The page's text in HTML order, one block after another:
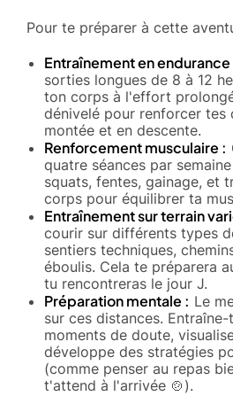
Pour te préparer à cette
Entraînement en endurance
sorties longues de 8 à 12
ton corps à l'effort
dénivelé pour renforcer tes
montée et en descente.
Renforcement musculaire :
quatre séances par
squats, fentes, gainage, et
corps pour équilibrer ta
Entraînement sur terrain
courir sur différents types
sentiers techniques,
éboulis. Cela te préparera
tu rencontreras le jour J.
Préparation mentale : Le
sur ces distances.
moments de doute,
développe des stratégies
(comme penser au repas
t'attend à l'arrivée 🍲).